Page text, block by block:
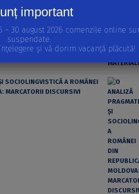
SOCIOLINGVISTICĂ A ROMÂNEI
MARCATORII DISCURSIVI
important
– 30 august 2026 comenzile online
suspendate.
și vă dorim vacanță plăcută!